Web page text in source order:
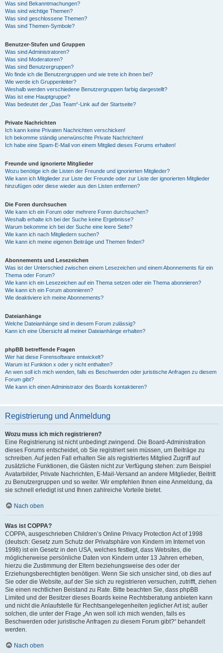
Was sind Bekanntmachungen?
Was sind wichtige Themen?
Was sind geschlossene Themen?
Was sind Themen-Symbole?
Benutzer-Stufen und Gruppen
Was sind Administratoren?
Was sind Moderatoren?
Was sind Benutzergruppen?
Wo finde ich die Benutzergruppen und wie trete ich ihnen bei?
Wie werde ich Gruppenleiter?
Weshalb werden verschiedene Benutzergruppen farbig dargestellt?
Was ist eine Hauptgruppe?
Was bedeutet der „Das Team“-Link auf der Startseite?
Private Nachrichten
Ich kann keine Privaten Nachrichten verschicken!
Ich bekomme ständig unerwünschte Private Nachrichten!
Ich habe eine Spam-E-Mail von einem Mitglied dieses Forums erhalten!
Freunde und ignorierte Mitglieder
Wozu benötige ich die Listen der Freunde und ignorierten Mitglieder?
Wie kann ich Mitglieder zur Liste der Freunde oder zur Liste der ignorierten Mitglieder
hinzufügen oder diese wieder aus den Listen entfernen?
Die Foren durchsuchen
Wie kann ich ein Forum oder mehrere Foren durchsuchen?
Weshalb erhalte ich bei der Suche keine Ergebnisse?
Warum bekomme ich bei der Suche eine leere Seite?
Wie kann ich nach Mitgliedern suchen?
Wie kann ich meine eigenen Beiträge und Themen finden?
Abonnements und Lesezeichen
Was ist der Unterschied zwischen einem Lesezeichen und einem Abonnements für ein
Thema oder Forum?
Wie kann ich ein Lesezeichen auf ein Thema setzen oder ein Thema abonnieren?
Wie kann ich ein Forum abonnieren?
Wie deaktiviere ich meine Abonnements?
Dateianhänge
Welche Dateianhänge sind in diesem Forum zulässig?
Kann ich eine Übersicht all meiner Dateianhänge erhalten?
phpBB betreffende Fragen
Wer hat diese Forensoftware entwickelt?
Warum ist Funktion x oder y nicht enthalten?
An wen soll ich mich wenden, falls es Beschwerden oder juristische Anfragen zu diesem
Forum gibt?
Wie kann ich einen Administrator des Boards kontaktieren?
Registrierung und Anmeldung
Wozu muss ich mich registrieren?
Eine Registrierung ist nicht unbedingt zwingend. Die Board-Administration
dieses Forums entscheidet, ob Sie registriert sein müssen, um Beiträge zu
schreiben. Auf jeden Fall erhalten Sie als registriertes Mitglied Zugriff auf
zusätzliche Funktionen, die Gästen nicht zur Verfügung stehen: zum Beispiel
Avatarbilder, Private Nachrichten, E-Mail-Versand an andere Mitglieder, Beitritt
zu Benutzergruppen und so weiter. Wir empfehlen Ihnen eine Anmeldung, da
sie schnell erledigt ist und Ihnen zahlreiche Vorteile bietet.
Nach oben
Was ist COPPA?
COPPA, ausgeschrieben Children’s Online Privacy Protection Act of 1998
(deutsch: Gesetz zum Schutz der Privatsphäre von Kindern im Internet von
1998) ist ein Gesetz in den USA, welches festlegt, dass Websites, die
möglicherweise persönliche Daten von Kindern unter 13 Jahren erheben,
hierzu die Zustimmung der Eltern beziehungsweise des oder der
Erziehungsberechtigten benötigen. Wenn Sie sich unsicher sind, ob dies auf
Sie oder die Website, auf der Sie sich zu registrieren versuchen, zutrifft, ziehen
Sie einen rechtlichen Beistand zu Rate. Bitte beachten Sie, dass phpBB
Limited und der Besitzer dieses Boards keine Rechtsberatung anbieten kann
und nicht die Anlaufstelle für Rechtsangelegenheiten jeglicher Art ist; außer
solchen, die unter der Frage „An wen soll ich mich wenden, falls es
Beschwerden oder juristische Anfragen zu diesem Forum gibt?“ behandelt
werden.
Nach oben